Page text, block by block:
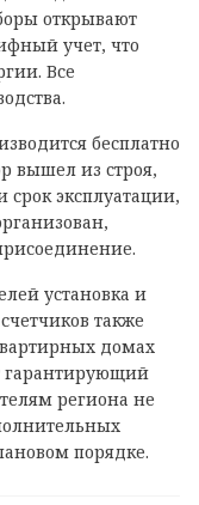
открывают
учет, что
Все
бесплатно
вышел из строя,
эксплуатации,
установка и
также
домах
гарантирующий
региона не
порядке.